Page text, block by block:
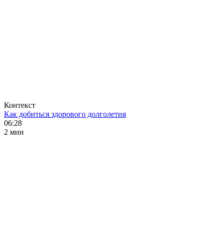
Контекст
Как добиться здорового долголетия
06:28
2 мин